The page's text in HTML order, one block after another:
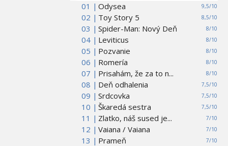
01 | 9,5/10
Odysea
02 |
8,5/10
Toy Story 5
03 |
8/10
Spider-Man: Nový Deň
04 |
8/10
Leviticus
05 |
8/10
Pozvanie
06 |
8/10
Romería
07 |
8/10
Prisahám, že za to n...
08 |
7,5/10
Deň odhalenia
09 |
7,5/10
Srdcovka
10 |
7,5/10
Škaredá sestra
11 |
7/10
Zlatko, náš sused je...
12 |
7/10
Vaiana / Vaiana
13 |
7/10
Prameň